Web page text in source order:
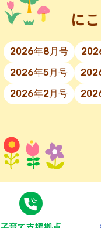
に
2026年8月号
2026年5月号
2026年2月号